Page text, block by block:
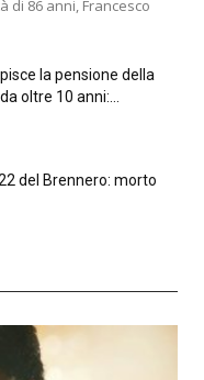
di 86 anni, Francesco
la pensione della
oltre 10 anni:...
del Brennero: morto